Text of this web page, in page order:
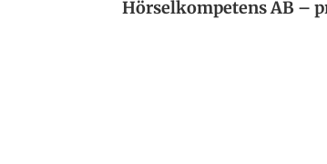
Hörselkompetens AB –